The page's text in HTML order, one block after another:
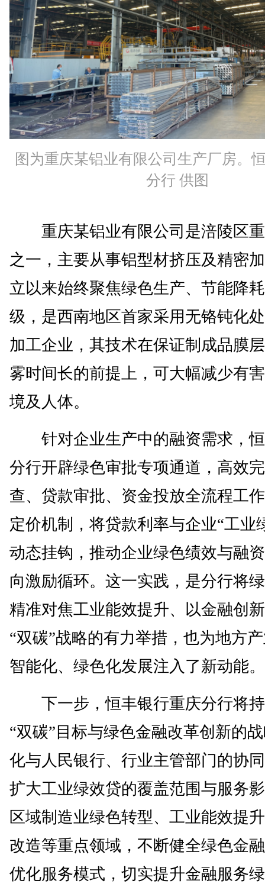
图为重庆某铝业有限公司生产厂房。
分行 供图
重庆某铝业有限公司是涪陵区重
之一，主要从事铝型材挤压及精密
立以来始终聚焦绿色生产、节能降
级，是西南地区首家采用无铬钝化
加工企业，其技术在保证制成品膜
雾时间长的前提上，可大幅减少有
境及人体。
针对企业生产中的融资需求，恒
分行开辟绿色审批专项通道，高效
查、贷款审批、资金投放全流程工
定价机制，将贷款利率与企业“工业
动态挂钩，推动企业绿色绩效与融
向激励循环。这一实践，是分行将
精准对焦工业能效提升、以金融创
“双碳”战略的有力举措，也为地方
智能化、绿色化发展注入了新动能。
下一步，恒丰银行重庆分行将持
“双碳”目标与绿色金融改革创新的
化与人民银行、行业主管部门的协
扩大工业绿效贷的覆盖范围与服务
区域制造业绿色转型、工业能效提
改造等重点领域，不断健全绿色金
优化服务模式，切实提升金融服务